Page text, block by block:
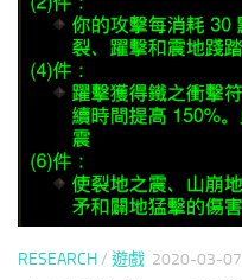
RESEARCH/ 遊戲 2020-03-07